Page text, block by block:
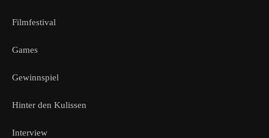
Filmfestival
Games
Gewinnspiel
Hinter den Kulissen
Interview